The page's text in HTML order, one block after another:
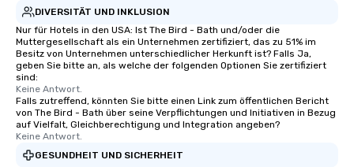
and creativity. With a show
customized to your goals, your team
will walk away inspired, unified, and
ready to create their own magic in the
workplace. *** Let's create Magic
Together! *** Contact us now to learn
more about our program and prices.
DIVERSITÄT UND INKLUSION
Nur für Hotels in den USA: Ist The Bird - Bath und/oder die
Muttergesellschaft als ein Unternehmen zertifiziert, das zu 51% im
Besitz von Unternehmen unterschiedlicher Herkunft ist? Falls Ja,
geben Sie bitte an, als welche der folgenden Optionen Sie zertifiziert
sind:
Keine Antwort.
Falls zutreffend, könnten Sie bitte einen Link zum öffentlichen Bericht
von The Bird - Bath über seine Verpflichtungen und Initiativen in Bezug
auf Vielfalt, Gleichberechtigung und Integration angeben?
Keine Antwort.
GESUNDHEIT UND SICHERHEIT